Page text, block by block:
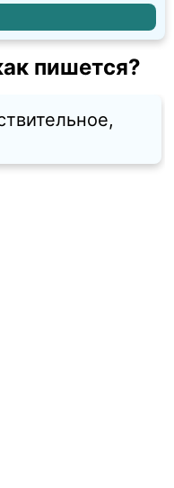
пишется?